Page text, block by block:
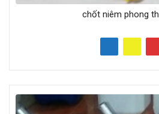
chốt niêm phong